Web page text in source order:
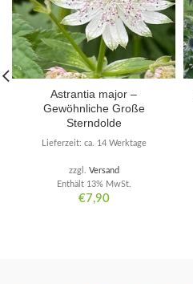
Astrantia major –
Gewöhnliche Große
Sterndolde
€7,90
Enthält 13% MwSt.
zzgl. Versand
Lieferzeit: ca. 14 Werktage